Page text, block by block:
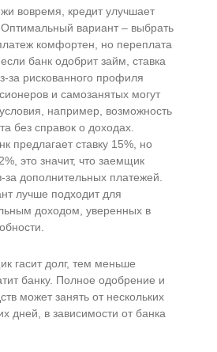
вовремя, кредит улучшает
вариант – выбрать
комфортен, но переплата
банк одобрит займ, ставка
за рискованного профиля
и самозанятых могут
например, возможность
без справок о доходах.
предлагает ставку 15%, но
это значит, что заемщик
за дополнительных платежей.
лучше подходит для
доходом, уверенных в
гасит долг, тем меньше
банку. Полное одобрение и
может занять от нескольких
дней, в зависимости от банка